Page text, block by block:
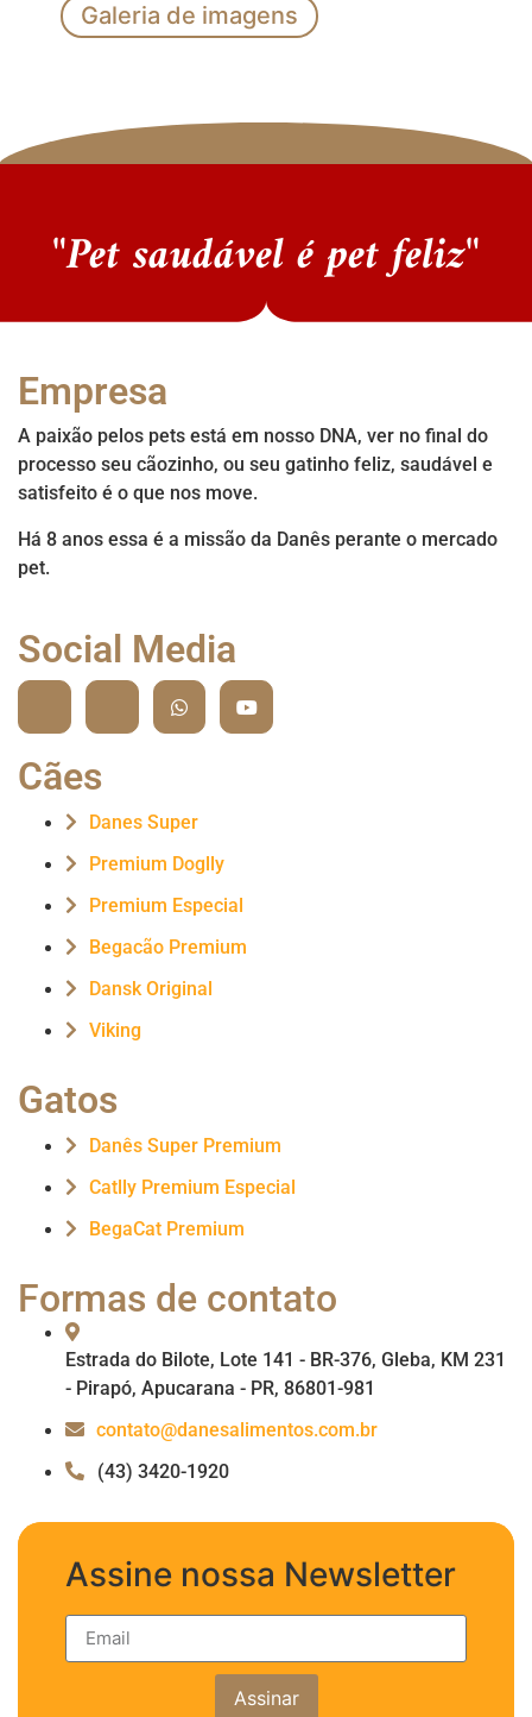
Galeria de imagens
"Pet saudável é pet feliz"
Empresa
A paixão pelos pets está em nosso DNA, ver no final do
processo seu cãozinho, ou seu gatinho feliz, saudável e
satisfeito é o que nos move.
Há 8 anos essa é a missão da Danês perante o mercado
pet.
Social Media
Cães
Danes Super
Premium Doglly
Premium Especial
Begacão Premium
Dansk Original
Viking
Gatos
Danês Super Premium
Catlly Premium Especial
BegaCat Premium
Formas de contato
Estrada do Bilote, Lote 141 - BR-376, Gleba, KM 231
- Pirapó, Apucarana - PR, 86801-981
contato@danesalimentos.com.br
(43) 3420-1920
Assine nossa Newsletter
Assinar